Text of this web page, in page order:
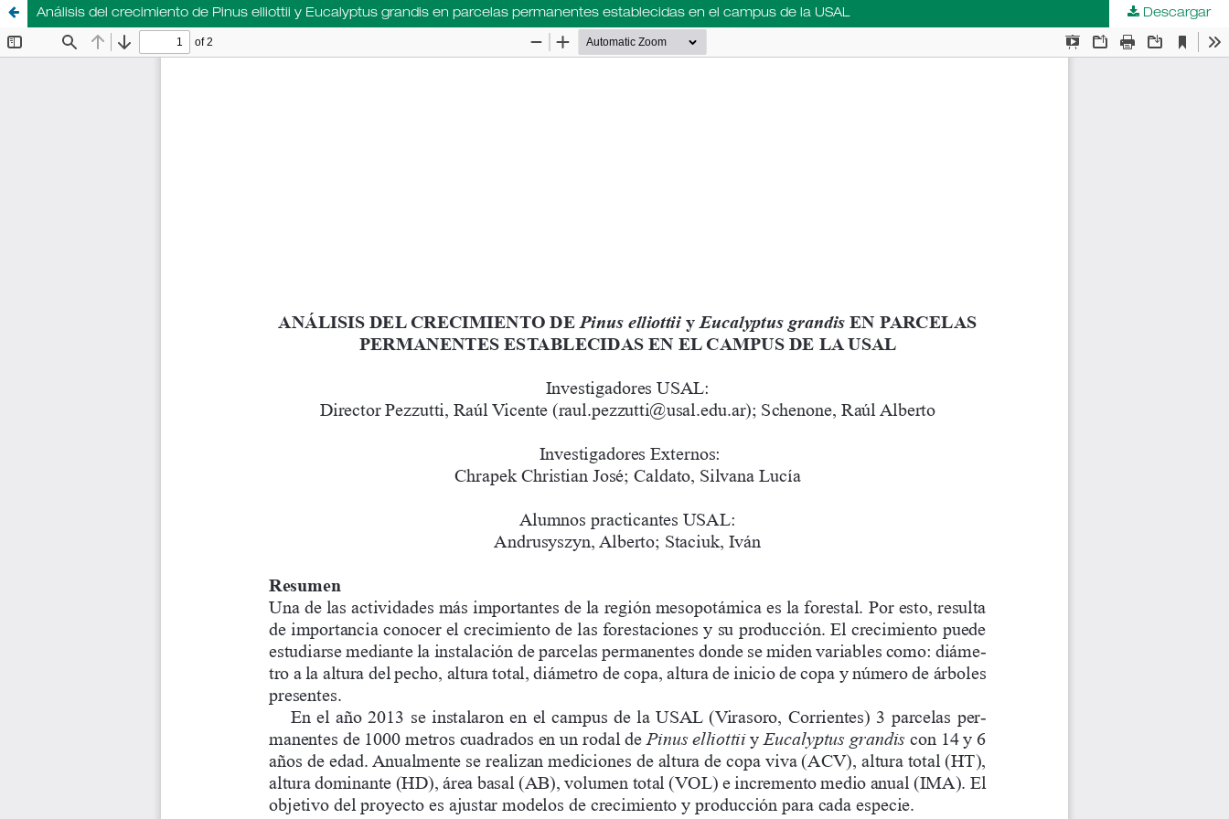
Análisis del crecimiento de Pinus elliottii y Eucalyptus grandis en parcelas permanentes establecidas en el campus de la USAL Descargar